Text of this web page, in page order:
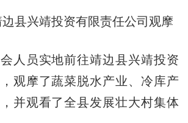
县兴靖投资有限责任公司观摩
员实地前往靖边县兴靖投资
观摩了蔬菜脱水产业、冷库产
并观看了全县发展壮大村集体